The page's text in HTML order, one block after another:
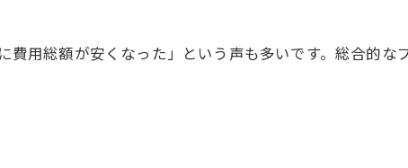
用総額が安くなった」という声も多いです。総合的な